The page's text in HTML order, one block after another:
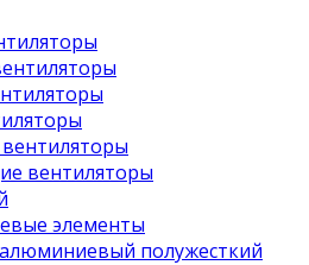
вентиляторы
элементы
полужесткий